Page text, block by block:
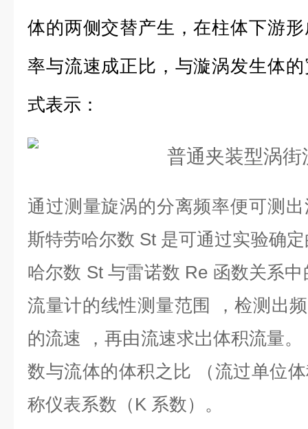
体的两侧交替产生，在柱体下游
率与流速成正比，与漩涡发生体
式表示：
通过测量旋涡的分离频率便可测
斯特劳哈尔数 St 是可通过实验确
哈尔数 St 与雷诺数 Re 函数关系
流量计的线性测量范围 ，检测出
的流速 ，再由流速求岀体积流量
数与流体的体积之比 （流过单位
称仪表系数（K 系数）。